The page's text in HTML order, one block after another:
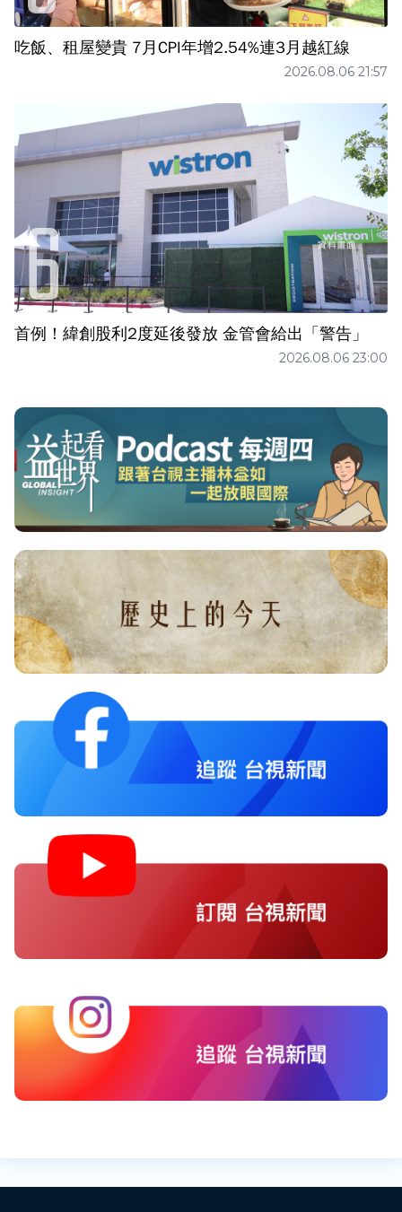
吃飯、租屋變貴 7月CPI年增2.54%連3月越紅線
2026.08.06 21:57
首例！緯創股利2度延後發放 金管會給出「警告」
2026.08.06 23:00